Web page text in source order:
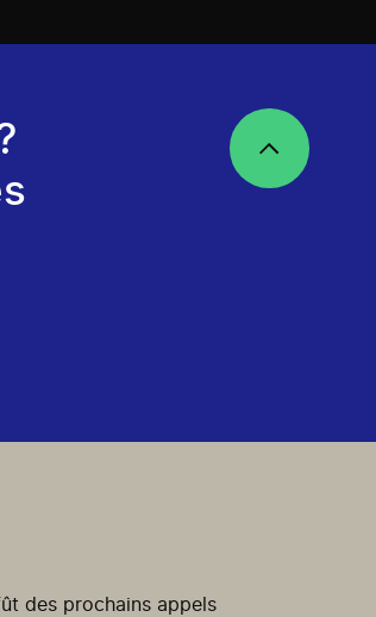
des prochains appels